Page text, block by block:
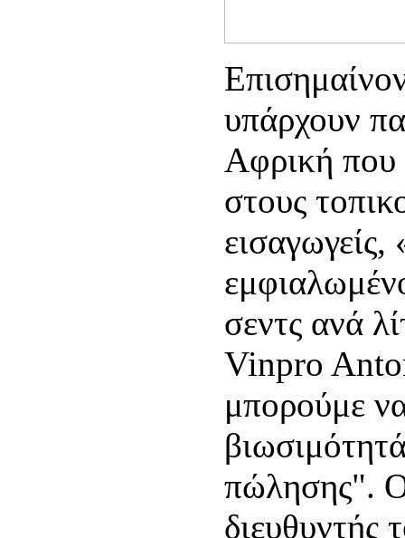
υπάρχουν
Αφρική
στους
σεντς ανά
Vinpro
μπορούμε
πώλησης".
διευθυντής